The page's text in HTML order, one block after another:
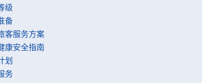
级
备
客服务方案
康安全指南
划
务